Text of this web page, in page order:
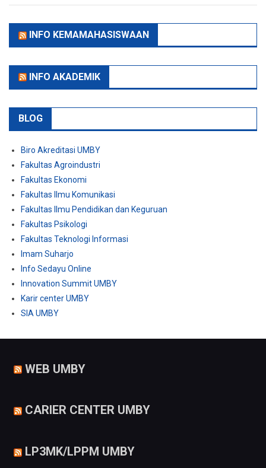
INFO KEMAMAHASISWAAN
INFO AKADEMIK
BLOG
Biro Akreditasi UMBY
Fakultas Agroindustri
Fakultas Ekonomi
Fakultas Ilmu Komunikasi
Fakultas Ilmu Pendidikan dan Keguruan
Fakultas Psikologi
Fakultas Teknologi Informasi
Imam Suharjo
Info Sedayu Online
Innovation Summit UMBY
Karir center UMBY
SIA UMBY
WEB UMBY
CARIER CENTER UMBY
LP3MK/LPPM UMBY